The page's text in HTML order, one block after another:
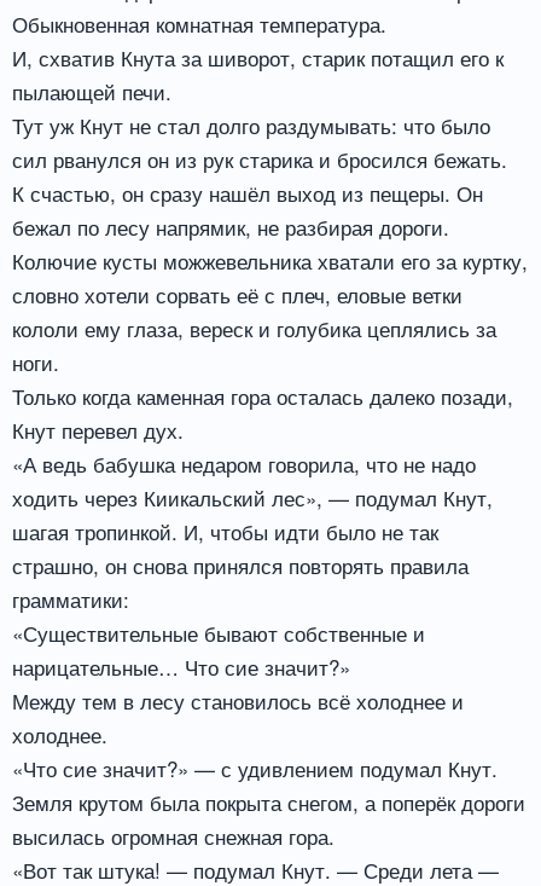
Обыкновенная комнатная температура.
И, схватив Кнута за шиворот, старик потащил его к
пылающей печи.
Тут уж Кнут не стал долго раздумывать: что было
сил рванулся он из рук старика и бросился бежать.
К счастью, он сразу нашёл выход из пещеры. Он
бежал по лесу напрямик, не разбирая дороги.
Колючие кусты можжевельника хватали его за куртку,
словно хотели сорвать её с плеч, еловые ветки
кололи ему глаза, вереск и голубика цеплялись за
ноги.
Только когда каменная гора осталась далеко позади,
Кнут перевел дух.
«А ведь бабушка недаром говорила, что не надо
ходить через Киикальский лес», — подумал Кнут,
шагая тропинкой. И, чтобы идти было не так
страшно, он снова принялся повторять правила
грамматики:
«Существительные бывают собственные и
нарицательные… Что сие значит?»
Между тем в лесу становилось всё холоднее и
холоднее.
«Что сие значит?» — с удивлением подумал Кнут.
Земля крутом была покрыта снегом, а поперёк дороги
высилась огромная снежная гора.
«Вот так штука! — подумал Кнут. — Среди лета —